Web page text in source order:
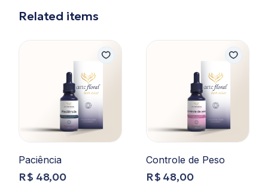
Related items
Paciência
R$ 48,00
Controle de Peso
R$ 48,00